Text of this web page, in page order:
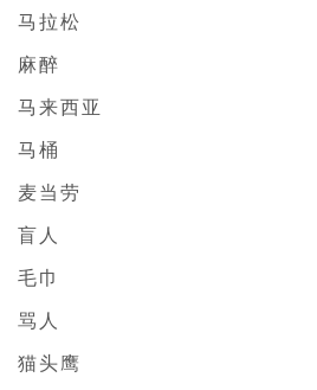
马拉松
麻醉
马来西亚
马桶
麦当劳
盲人
毛巾
骂人
猫头鹰